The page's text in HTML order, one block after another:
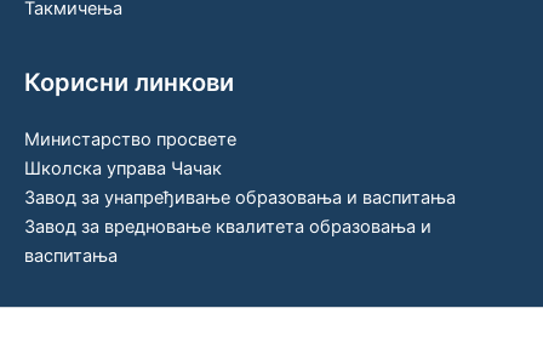
Такмичења
Корисни линкови
Министарство просвете
Школска управа Чачак
Завод за унапређивање образовања и васпитања
Завод за вредновање квалитета образовања и
васпитања